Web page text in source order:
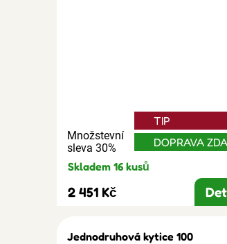
Množstevní
sleva 30%
TIP
DOPRAVA
Skladem 16 kusů
2 451 Kč
Jednodruhová kytice 100